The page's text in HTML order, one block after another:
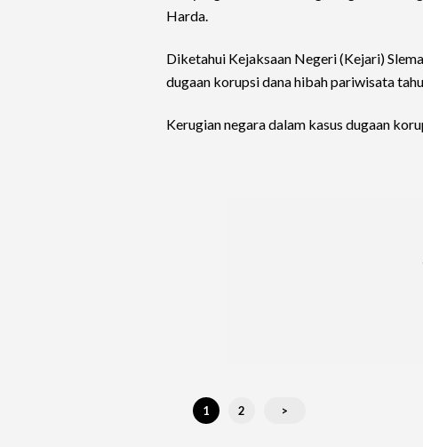
Harda.
Diketahui Kejaksaan Negeri (Kejari)
dugaan korupsi dana hibah pariwisata
Kerugian negara dalam kasus dugaan
1 2 >